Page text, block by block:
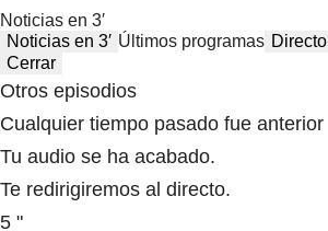
Noticias en 3′
Noticias en 3′ Últimos programas Directo
Cerrar
Otros episodios
Cualquier tiempo pasado fue anterior
Tu audio se ha acabado.
Te redirigiremos al directo.
5 "